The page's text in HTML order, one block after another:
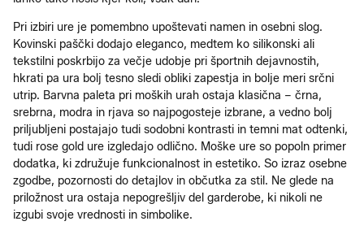
Pri izbiri ure je pomembno upoštevati namen in osebni slog.
Kovinski paščki dodajo eleganco, medtem ko silikonski ali
tekstilni poskrbijo za večje udobje pri športnih dejavnostih,
hkrati pa ura bolj tesno sledi obliki zapestja in bolje meri srčni
utrip. Barvna paleta pri moških urah ostaja klasična – črna,
srebrna, modra in rjava so najpogosteje izbrane, a vedno bolj
priljubljeni postajajo tudi sodobni kontrasti in temni mat odtenki,
tudi rose gold ure izgledajo odlično. Moške ure so popoln primer
dodatka, ki združuje funkcionalnost in estetiko. So izraz osebne
zgodbe, pozornosti do detajlov in občutka za stil. Ne glede na
priložnost ura ostaja nepogrešljiv del garderobe, ki nikoli ne
izgubi svoje vrednosti in simbolike.